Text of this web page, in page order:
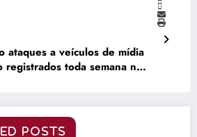
ataques a veículos de mídia
registrados toda semana no
POSTS